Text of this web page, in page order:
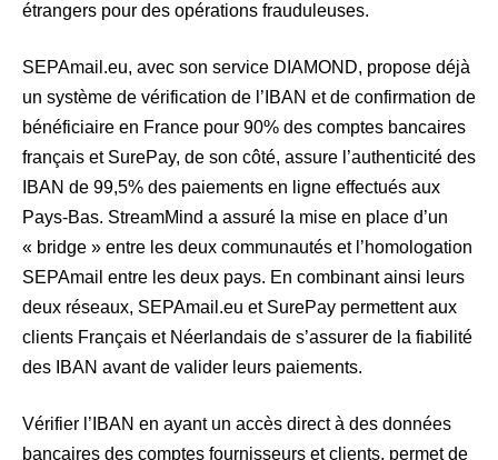
étrangers pour des opérations frauduleuses.
SEPAmail.eu, avec son service DIAMOND, propose déjà
un système de vérification de l’IBAN et de confirmation de
bénéficiaire en France pour 90% des comptes bancaires
français et SurePay, de son côté, assure l’authenticité des
IBAN de 99,5% des paiements en ligne effectués aux
Pays-Bas. StreamMind a assuré la mise en place d’un
« bridge » entre les deux communautés et l’homologation
SEPAmail entre les deux pays. En combinant ainsi leurs
deux réseaux, SEPAmail.eu et SurePay permettent aux
clients Français et Néerlandais de s’assurer de la fiabilité
des IBAN avant de valider leurs paiements.
Vérifier l’IBAN en ayant un accès direct à des données
bancaires des comptes fournisseurs et clients, permet de